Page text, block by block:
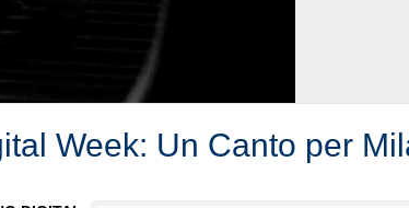
Week: Un Canto per